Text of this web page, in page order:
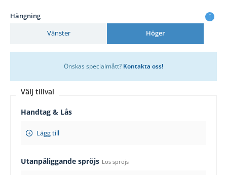
Hängning
Vänster Höger
Önskas specialmått? Kontakta oss!
Välj tillval
Handtag & Lås
Lägg till
Utanpåliggande spröjs Lös spröjs